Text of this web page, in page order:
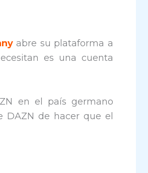
abre su plataforma a
es una cuenta
en el país germano
DAZN de hacer que el